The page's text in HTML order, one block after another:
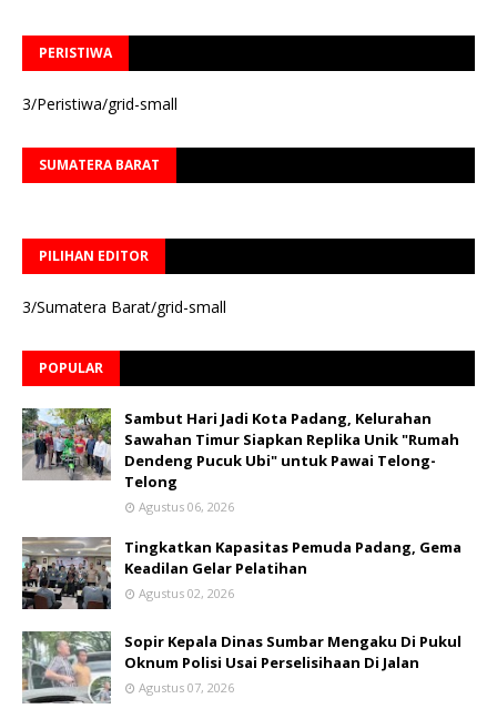
PERISTIWA
3/Peristiwa/grid-small
SUMATERA BARAT
PILIHAN EDITOR
3/Sumatera Barat/grid-small
POPULAR
Sambut Hari Jadi Kota Padang, Kelurahan
Sawahan Timur Siapkan Replika Unik "Rumah
Dendeng Pucuk Ubi" untuk Pawai Telong-
Telong
Agustus 06, 2026
Tingkatkan Kapasitas Pemuda Padang, Gema
Keadilan Gelar Pelatihan
Agustus 02, 2026
Sopir Kepala Dinas Sumbar Mengaku Di Pukul
Oknum Polisi Usai Perselisihaan Di Jalan
Agustus 07, 2026